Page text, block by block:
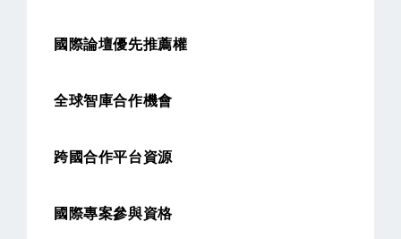
國際論壇優先推薦權
全球智庫合作機會
跨國合作平台資源
國際專案參與資格